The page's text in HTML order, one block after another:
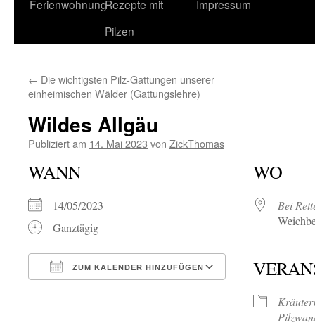
FerienwohnungRezepte mit
Pilzen
Impressum
← Die wichtigsten Pilz-Gattungen unserer
einheimischen Wälder (Gattungslehre)
Wildes Allgäu
Publiziert am 14. Mai 2023 von ZickThomas
WANN
14/05/2023
Ganztägig
ZUM KALENDER HINZUFÜGEN
Google Kalender
WO
Bei